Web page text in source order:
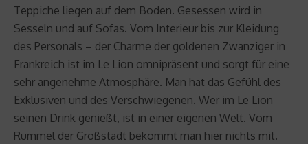
Teppiche liegen auf dem Boden. Gesessen wird in
Sesseln und auf Sofas. Vom Interieur bis zur Kleidung
des Personals – der Charme der goldenen Zwanziger in
Frankreich ist im Le Lion omnipräsent und sorgt für eine
sehr angenehme Atmosphäre. Man hat das Gefühl des
Exklusiven und des Verschwiegenen. Wer im Le Lion
seinen Drink genießt, ist in einer eigenen Welt. Vom
Rummel der Großstadt bekommt man hier nichts mit.